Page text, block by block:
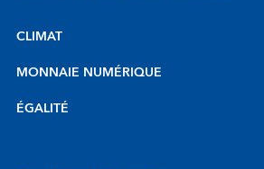
CLIMAT
MONNAIE NUMÉRIQUE
ÉGALITÉ